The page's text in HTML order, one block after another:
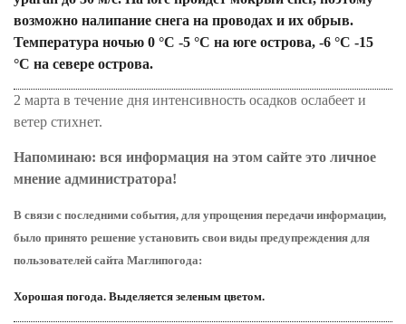
возможно налипание снега на проводах и их обрыв.
Температура ночью 0 °С -5 °С на юге острова, -6 °С -15
°С на севере острова.
2 марта в течение дня интенсивность осадков ослабеет и
ветер стихнет.
Напоминаю: вся информация на этом сайте это личное
мнение администратора!
В связи с последними события, для упрощения передачи информации,
было принято решение установить свои виды предупреждения для
пользователей сайта Маглипогода:
Хорошая погода. Выделяется зеленым цветом.